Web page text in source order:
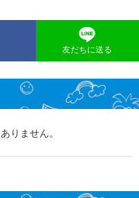
友だちに送る
りません。